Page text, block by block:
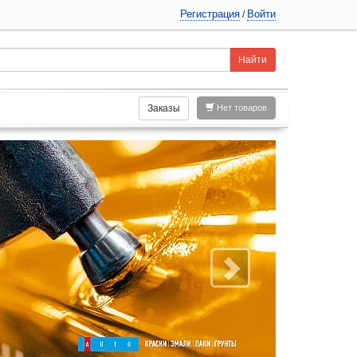
Регистрация / Войти
Нет товаров
Заказы